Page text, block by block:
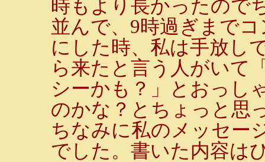
時もより長かったので
並んで、9時過ぎまで
にした時、私は手放し
ら来たと言う人がいて
シーかも？」とおっし
のかな？とちょっと思
ちなみに私のメッセー
でした。書いた内容は